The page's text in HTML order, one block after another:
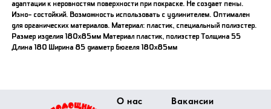
адаптации к неровностям поверхности при покраске. Не создает пены.
Изно- состойкий. Возможность использовать с удлинителем. Оптимален
для органических материалов. Материал: пластик, специальный полиэстер.
Размер изделия 180х85мм Материал пластик, полиэстер Толщина 55
Длина 180 Ширина 85 диаметр бюгеля 180х85мм
О нас Вакансии